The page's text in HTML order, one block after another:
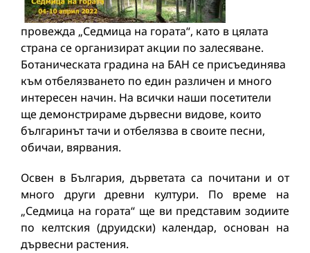
провежда „Седмица на гората“, като в цялата
страна се организират акции по залесяване.
Ботаническата градина на БАН се присъединява
към отбелязването по един различен и много
интересен начин. На всички наши посетители
ще демонстрираме дървесни видове, които
българинът тачи и отбелязва в своите песни,
обичаи, вярвания.
Освен в България, дърветата са почитани и от
много други древни култури. По време на
„Седмица на гората“ ще ви представим зодиите
по келтския (друидски) календар, основан на
дървесни растения.